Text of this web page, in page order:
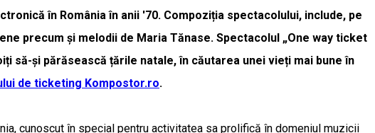
în România în anii '70. Compoziția spectacolului, include, pe
precum și melodii de Maria Tănase. Spectacolul „One way ticket
să-și părăsească țările natale, în căutarea unei vieți mai bune în
de ticketing Kompostor.ro.
cunoscut în special pentru activitatea sa prolifică în domeniul muzicii